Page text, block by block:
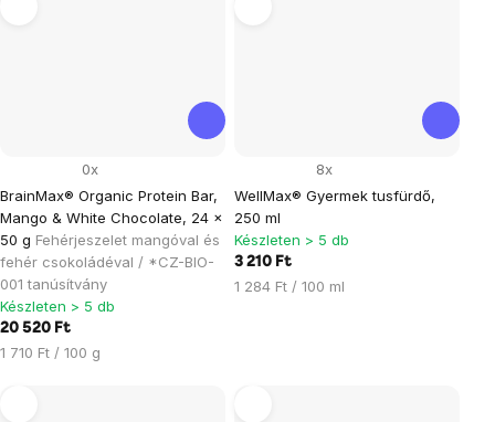
BrainMax® Organic Protein Bar,
Mango & White Chocolate, 24 x
50 g Fehérjeszelet mangóval és
fehér csokoládéval / *CZ-BIO-
001 tanúsítvány
0x
Készleten > 5 db
20 520 Ft
Egységár:
1 710 Ft / 100 g
WellMax® Gyermek tusfürdő,
250 ml
8x
Készleten > 5 db
3 210 Ft
Egységár:
1 284 Ft / 100 ml